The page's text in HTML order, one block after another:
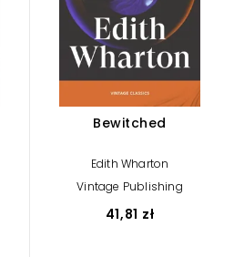
Bewitched
Edith Wharton
Vintage Publishing
41,81 zł